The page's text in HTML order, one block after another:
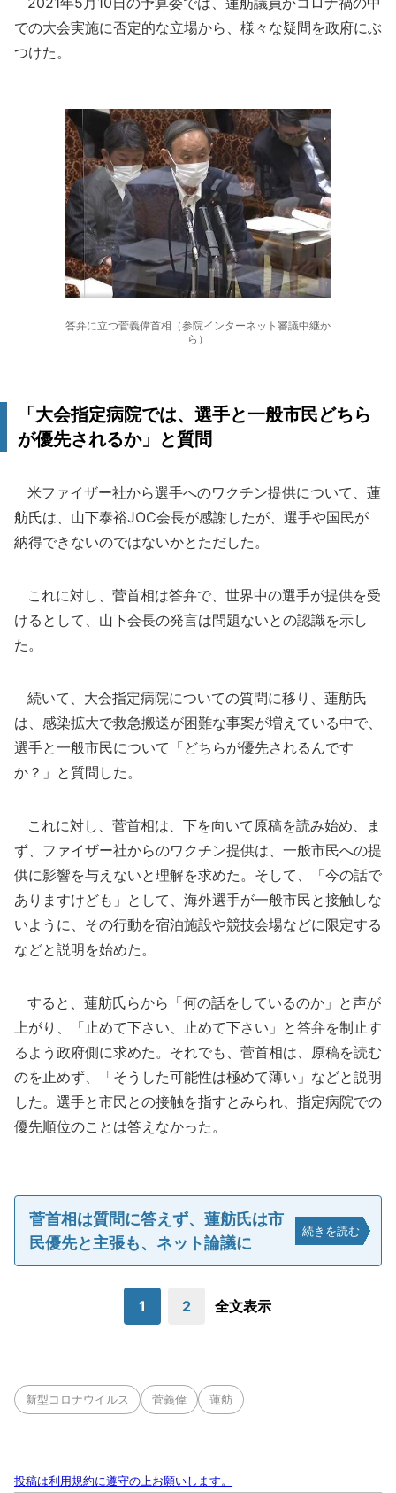
での大会実施に否定的な立場から、様々な疑問を政府にぶ
つけた。
答弁に立つ菅義偉首相（参院インターネット審議中継か
ら）
「大会指定病院では、選手と一般市民どちら
が優先されるか」と質問
米ファイザー社から選手へのワクチン提供について、蓮
舫氏は、山下泰裕JOC会長が感謝したが、選手や国民が
納得できないのではないかとただした。
これに対し、菅首相は答弁で、世界中の選手が提供を受
けるとして、山下会長の発言は問題ないとの認識を示し
た。
続いて、大会指定病院についての質問に移り、蓮舫氏
は、感染拡大で救急搬送が困難な事案が増えている中で、
選手と一般市民について「どちらが優先されるんです
か？」と質問した。
これに対し、菅首相は、下を向いて原稿を読み始め、ま
ず、ファイザー社からのワクチン提供は、一般市民への提
供に影響を与えないと理解を求めた。そして、「今の話で
ありますけども」として、海外選手が一般市民と接触しな
いように、その行動を宿泊施設や競技会場などに限定する
などと説明を始めた。
すると、蓮舫氏らから「何の話をしているのか」と声が
上がり、「止めて下さい、止めて下さい」と答弁を制止す
るよう政府側に求めた。それでも、菅首相は、原稿を読む
のを止めず、「そうした可能性は極めて薄い」などと説明
した。選手と市民との接触を指すとみられ、指定病院での
優先順位のことは答えなかった。
菅首相は質問に答えず、蓮舫氏は市
民優先と主張も、ネット論議に
続きを読む
1 2 全文表示
新型コロナウイルス 菅義偉 蓮舫